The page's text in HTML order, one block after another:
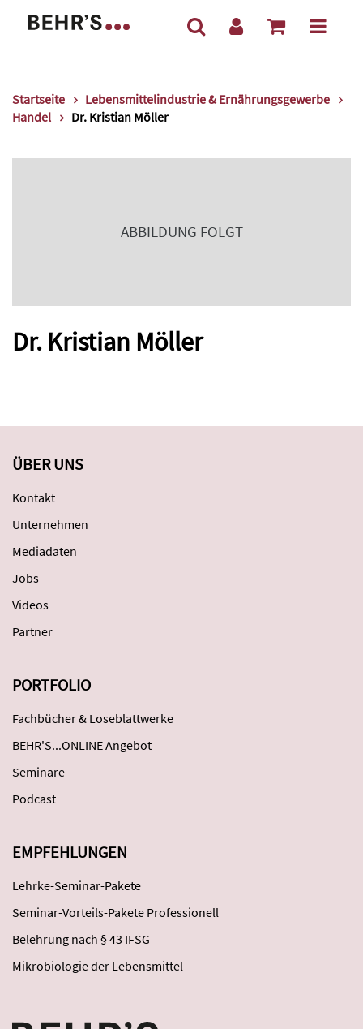
Startseite
Lebensmittelindustrie & Ernährungsgewerbe
Handel
Dr. Kristian Möller
ABBILDUNG FOLGT
Dr. Kristian Möller
ÜBER UNS
Kontakt
Unternehmen
Mediadaten
Jobs
Videos
Partner
PORTFOLIO
Fachbücher & Loseblattwerke
BEHR'S...ONLINE Angebot
Seminare
Podcast
EMPFEHLUNGEN
Lehrke-Seminar-Pakete
Seminar-Vorteils-Pakete Professionell
Belehrung nach § 43 IFSG
Mikrobiologie der Lebensmittel